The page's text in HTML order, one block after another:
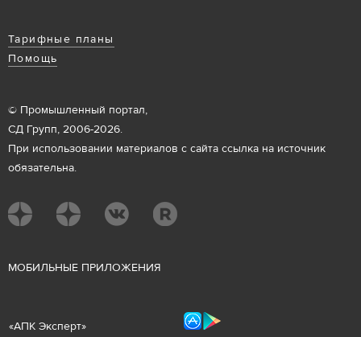
Тарифные планы
Помощь
© Промышленный портал,
СД Групп, 2006-2026.
При использовании материалов с сайта ссылка на источник
обязательна.
МОБИЛЬНЫЕ ПРИЛОЖЕНИЯ
«АПК Эксперт»